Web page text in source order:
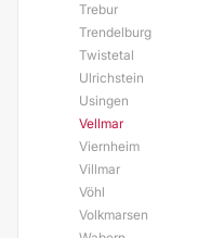
Trebur
Trendelburg
Twistetal
Ulrichstein
Usingen
Vellmar
Viernheim
Villmar
Vöhl
Volkmarsen